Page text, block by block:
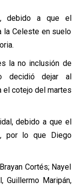
debido a que el
la Celeste en suelo
la no inclusión de
decidió dejar al
el cotejo del martes
debido a que el
por lo que Diego
Cortés; Nayel
Guillermo Maripán,